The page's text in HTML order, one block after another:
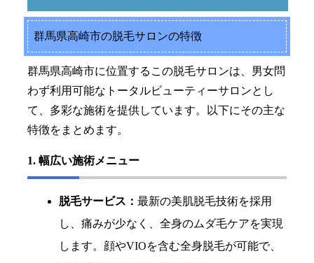
群馬県高崎市の脱毛サロンの特徴
群馬県高崎市に位置するこの脱毛サロンは、男女問
わず利用可能なトータルビューティーサロンとし
て、多彩な施術を提供しています。以下にその主な
特徴をまとめます。
1. 幅広い施術メニュー
脱毛サービス： 最新の美肌脱毛技術を採用
し、痛みが少なく、全身のムダ毛ケアを実現
します。顔やVIOを含む全身脱毛が可能で、